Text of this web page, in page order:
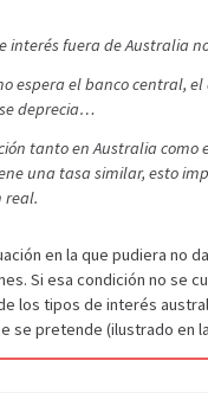
interés fuera de Australia
espera el banco central, el
deprecia…
tanto en Australia como
una tasa similar, esto
real.
en la que pudiera no
Si esa condición no se
los tipos de interés
se pretende (ilustrado en la